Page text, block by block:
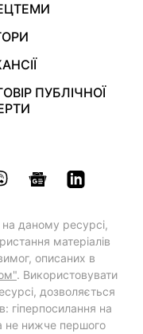
ПУБЛІЧНОЇ
на даному ресурсі,
матеріалів
описаних в
. Використовувати
дозволяється
гіперпосилання на
не нижче першого